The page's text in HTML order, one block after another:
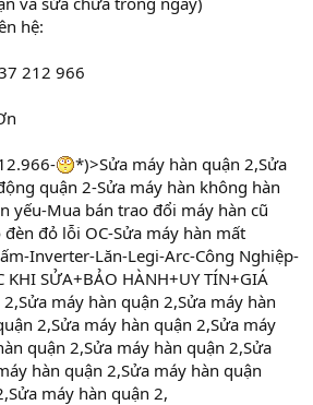
hệ:
212 966
*)>Sửa máy hàn quận 2,Sửa
quận 2-Sửa máy hàn không hàn
yếu-Mua bán trao đổi máy hàn cũ
đỏ lỗi OC-Sửa máy hàn mất
Inverter-Lăn-Legi-Arc-Công Nghiệp-
KHI SỬA+BẢO HÀNH+UY TÍN+GIÁ
2,Sửa máy hàn quận 2,Sửa máy hàn
2,Sửa máy hàn quận 2,Sửa máy
quận 2,Sửa máy hàn quận 2,Sửa
hàn quận 2,Sửa máy hàn quận
máy hàn quận 2,